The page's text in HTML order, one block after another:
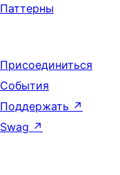
Паттерны
Присоединиться
События
Поддержать ↗
Swag ↗